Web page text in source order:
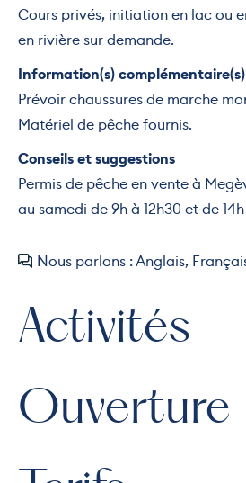
Cours privés, initiation en lac ou
en rivière sur demande.
Information(s)
Prévoir chaussures de marche
Matériel de pêche fournis.
Conseils et suggestions
Permis de pêche en vente à
au samedi de 9h à 12h30 et de 14h
Nous parlons : Anglais,
Activités
Ouverture